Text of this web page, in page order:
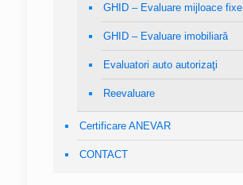
GHID – Evaluare mijloace fixe
GHID – Evaluare imobiliară
Evaluatori auto autorizaţi
Reevaluare
Certificare ANEVAR
CONTACT